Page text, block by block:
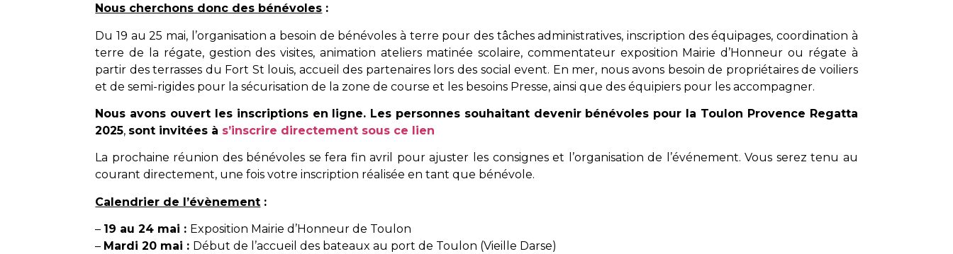
Nous cherchons donc des bénévoles :
Du 19 au 25 mai, l’organisation a besoin de bénévoles à terre pour des tâches administratives, inscription des équipages, coordination à
terre de la régate, gestion des visites, animation ateliers matinée scolaire, commentateur exposition Mairie d’Honneur ou régate à
partir des terrasses du Fort St louis, accueil des partenaires lors des social event. En mer, nous avons besoin de propriétaires de voiliers
et de semi-rigides pour la sécurisation de la zone de course et les besoins Presse, ainsi que des équipiers pour les accompagner.
Nous avons ouvert les inscriptions en ligne. Les personnes souhaitant devenir bénévoles pour la Toulon Provence Regatta
2025, sont invitées à s’inscrire directement sous ce lien
La prochaine réunion des bénévoles se fera fin avril pour ajuster les consignes et l’organisation de l’événement. Vous serez tenu au
courant directement, une fois votre inscription réalisée en tant que bénévole.
Calendrier de l’évènement :
– 19 au 24 mai : Exposition Mairie d’Honneur de Toulon
– Mardi 20 mai : Début de l’accueil des bateaux au port de Toulon (Vieille Darse)